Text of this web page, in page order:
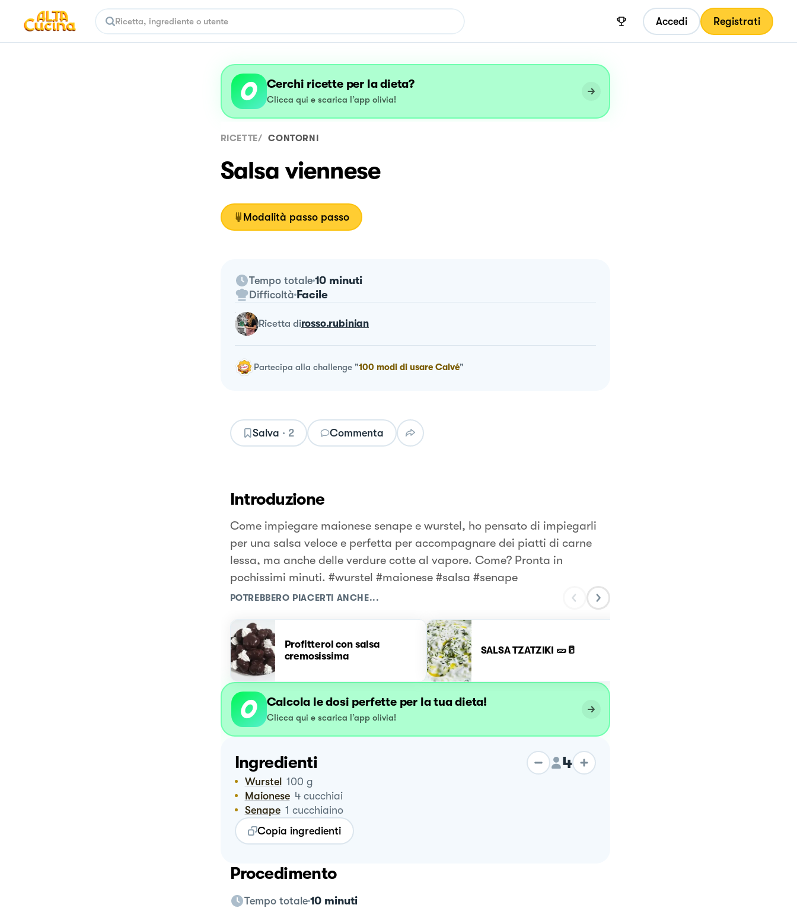
Accedi Registrati
Cerchi ricette per la dieta?
Clicca qui e scarica l’app olivia!
RICETTE/ CONTORNI
Salsa viennese
Modalità passo passo
Tempo totale 10 minuti
Difficoltà Facile
ricetta dirosso.rubinian
Partecipa alla challenge"100 modi di usare Calvé"
Salva · 2 Commenta
Introduzione
Come impiegare maionese senape e wurstel, ho pensato di impiegarli
per una salsa veloce e perfetta per accompagnare dei piatti di carne
lessa, ma anche delle verdure cotte al vapore. Come? Pronta in
pochissimi minuti. #wurstel #maionese #salsa #senape
POTREBBERO PIACERTI ANCHE...
Profitterol con salsa
cremosissima
SALSA TZATZIKI 🥒🥛
Calcola le dosi perfette per la tua dieta!
Clicca qui e scarica l’app olivia!
Ingredienti 4
Wurstel 100 g
Maionese 4 cucchiai
Senape 1 cucchiaino
Copia ingredienti
Procedimento
Tempo totale 10 minuti